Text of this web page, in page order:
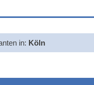
in: Köln